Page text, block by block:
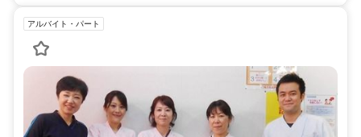
アルバイト・パート